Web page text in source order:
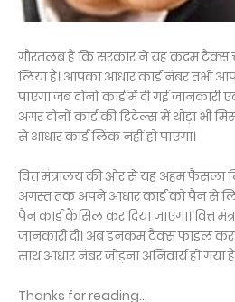
गौरतलब है कि सरकार ने यह कदम टैक्स
लिया है। आपका आधार कार्ड नंबर तभी
पाएगा जब दोनों कार्ड में दी गई जानकारी
अगर दोनों कार्ड की डिटेल्स में थोड़ा भी
से आधार कार्ड लिंक नहीं हो पाएगा।
वित्त मंत्रालय की ओर से यह अहम फैसला
अगस्त तक अपने आधार कार्ड को पैन से
पैन कार्ड कैंसिल कर दिया जाएगा। वित्त
जानकारी दी। अब इनकम टैक्स फाइल
साथ आधार नंबर जोड़ना अनिवार्य हो गया
Thanks for reading...